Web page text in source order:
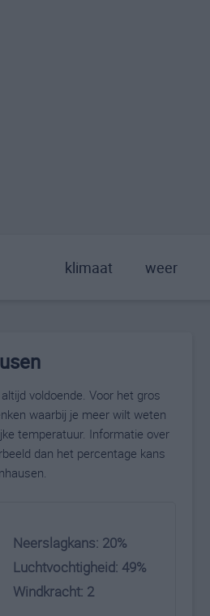
klimaat weer
voldoende. Voor het gros
waarbij je meer wilt weten
temperatuur. Informatie over
dan het percentage kans
Neerslagkans: 20%
Luchtvochtigheid: 49%
Windkracht: 2